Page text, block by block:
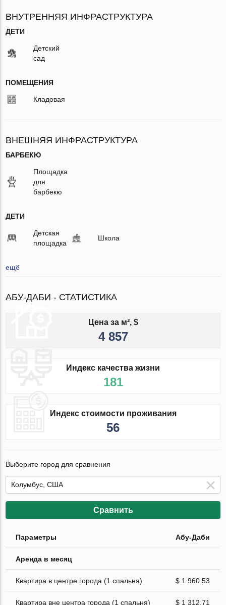
ВНУТРЕННЯЯ ИНФРАСТРУКТУРА
ДЕТИ
Детский
сад
ПОМЕЩЕНИЯ
Кладовая
ВНЕШНЯЯ ИНФРАСТРУКТУРА
БАРБЕКЮ
Площадка
для
барбекю
ДЕТИ
Детская
площадка
Школа
ещё
АБУ-ДАБИ - СТАТИСТИКА
Цена за м², $
4 857
Индекс качества жизни
181
Индекс стоимости проживания
56
Выберите город для сравнения
Сравнить
Параметры Абу-Даби
Аренда в месяц
Квартира в центре города (1 спальня) $ 1 960.53
Квартира вне центра города (1 спальня) $ 1 312.71